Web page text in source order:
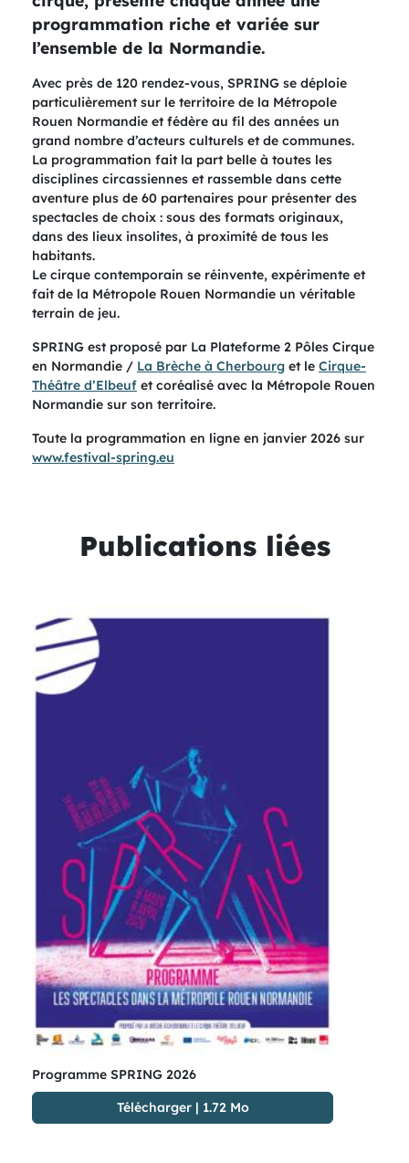
programmation riche et variée sur
l’ensemble de la Normandie.
Avec près de 120 rendez-vous, SPRING se déploie
particulièrement sur le territoire de la Métropole
Rouen Normandie et fédère au fil des années un
grand nombre d’acteurs culturels et de communes.
La programmation fait la part belle à toutes les
disciplines circassiennes et rassemble dans cette
aventure plus de 60 partenaires pour présenter des
spectacles de choix : sous des formats originaux,
dans des lieux insolites, à proximité de tous les
habitants.
Le cirque contemporain se réinvente, expérimente et
fait de la Métropole Rouen Normandie un véritable
terrain de jeu.
SPRING est proposé par La Plateforme 2 Pôles Cirque
en Normandie / La Brèche à Cherbourg et le Cirque-
Théâtre d’Elbeuf et coréalisé avec la Métropole Rouen
Normandie sur son territoire.
Toute la programmation en ligne en janvier 2026 sur
www.festival-spring.eu
Publications liées
Programme SPRING 2026
Télécharger| 1.72 Mo